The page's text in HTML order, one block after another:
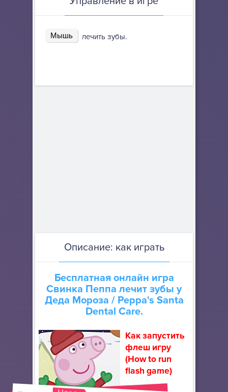
Мышь лечить зубы.
Описание: как играть
Бесплатная онлайн игра
Свинка Пеппа лечит зубы у
Деда Мороза / Peppa's Santa
Dental Care.
Как запустить
флеш игру
(How to run
flash game)